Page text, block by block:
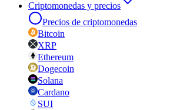
Criptomonedas y precios
Precios de criptomonedas
Bitcoin
XRP
Ethereum
Dogecoin
Solana
Cardano
SUI